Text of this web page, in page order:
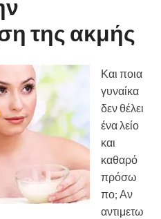
της ακμής
Και ποια
γυναίκα
δεν θέλει
ένα λείο
και
καθαρό
πρόσω
πο; Αν
αντιμετω